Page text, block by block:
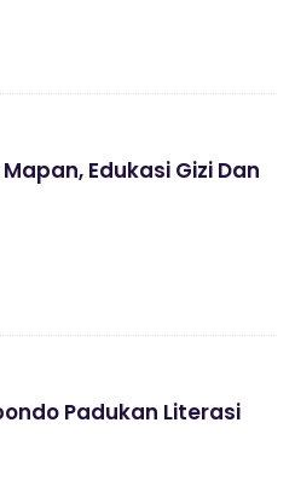
Edukasi Gizi Dan
Padukan Literasi